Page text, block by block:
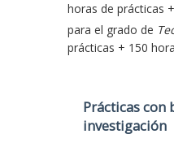
horas de prácticas
para el grado de
prácticas + 150
Prácticas con
investigación